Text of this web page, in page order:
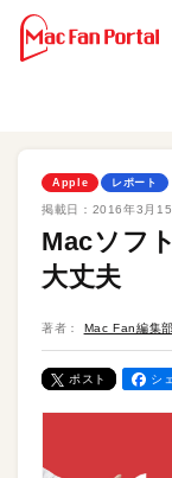
Apple レポート
掲載日： 2016年3月15
Macソフ
大丈夫
著者： Mac Fan編集部
ポスト シ